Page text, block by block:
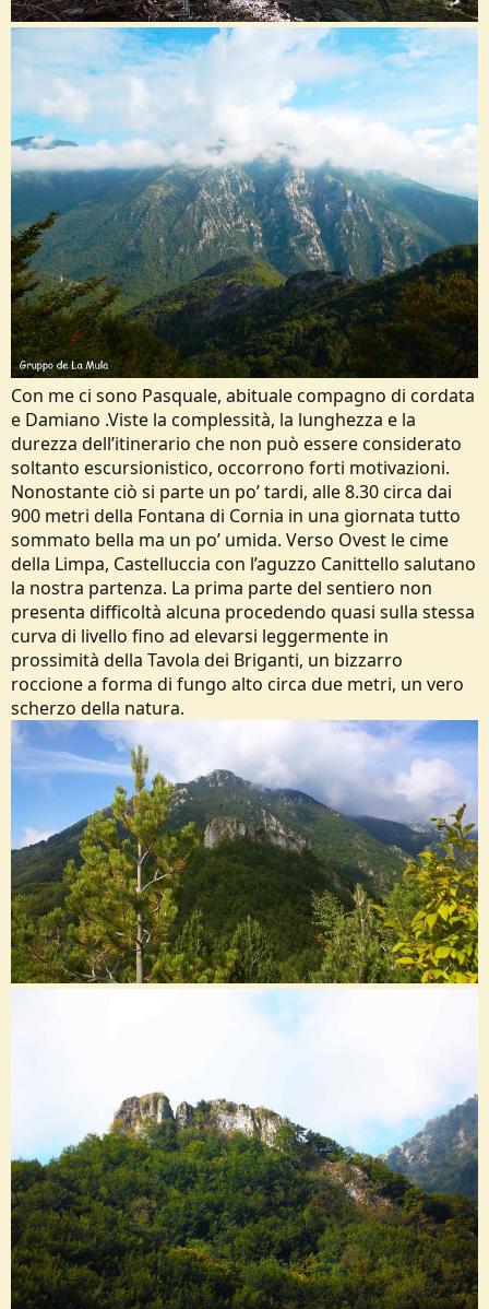
Con me ci sono Pasquale, abituale compagno di cordata
e Damiano .Viste la complessità, la lunghezza e la
durezza dell’itinerario che non può essere considerato
soltanto escursionistico, occorrono forti motivazioni.
Nonostante ciò si parte un po’ tardi, alle 8.30 circa dai
900 metri della Fontana di Cornia in una giornata tutto
sommato bella ma un po’ umida. Verso Ovest le cime
della Limpa, Castelluccia con l’aguzzo Canittello salutano
la nostra partenza. La prima parte del sentiero non
presenta difficoltà alcuna procedendo quasi sulla stessa
curva di livello fino ad elevarsi leggermente in
prossimità della Tavola dei Briganti, un bizzarro
roccione a forma di fungo alto circa due metri, un vero
scherzo della natura.